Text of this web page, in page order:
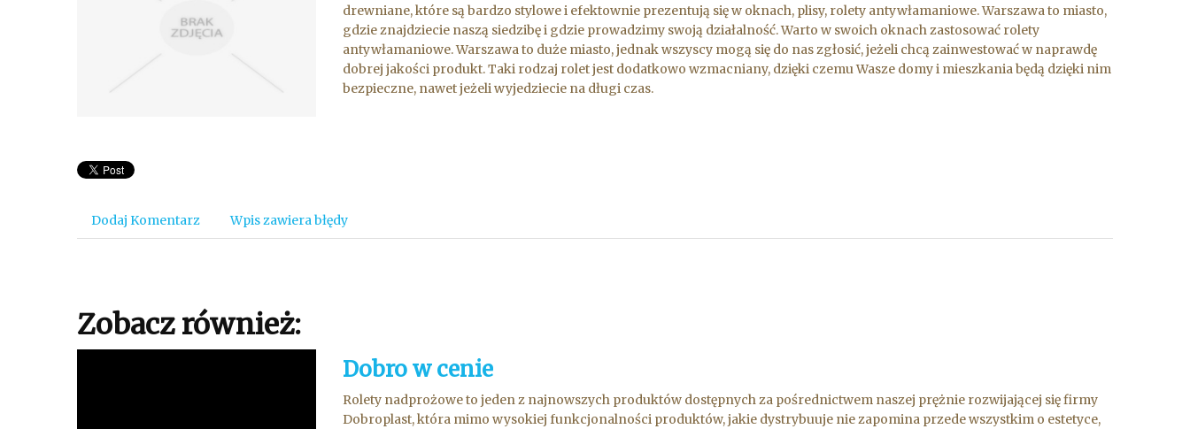
drewniane, które są bardzo stylowe i efektownie prezentują się w oknach, plisy, rolety antywłamaniowe. Warszawa to miasto,
gdzie znajdziecie naszą siedzibę i gdzie prowadzimy swoją działalność. Warto w swoich oknach zastosować rolety
antywłamaniowe. Warszawa to duże miasto, jednak wszyscy mogą się do nas zgłosić, jeżeli chcą zainwestować w naprawdę
dobrej jakości produkt. Taki rodzaj rolet jest dodatkowo wzmacniany, dzięki czemu Wasze domy i mieszkania będą dzięki nim
bezpieczne, nawet jeżeli wyjedziecie na długi czas.
Dodaj Komentarz Wpis zawiera błędy
Zobacz również:
Dobro w cenie
Rolety nadprożowe to jeden z najnowszych produktów dostępnych za pośrednictwem naszej prężnie rozwijającej się firmy
Dobroplast, która mimo wysokiej funkcjonalności produktów, jakie dystrybuuje nie zapomina przede wszystkim o estetyce,